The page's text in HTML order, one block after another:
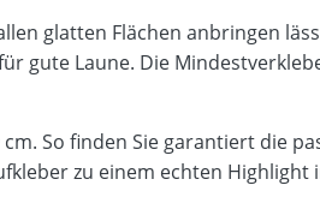
glatten Flächen anbringen
gute Laune. Die
So finden Sie garantiert die
zu einem echten Highlight